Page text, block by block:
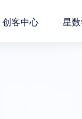
创客中心 星